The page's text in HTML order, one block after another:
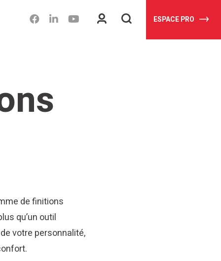
Espace
ESPACE PRO
de finitions
qu’un outil
votre personnalité,